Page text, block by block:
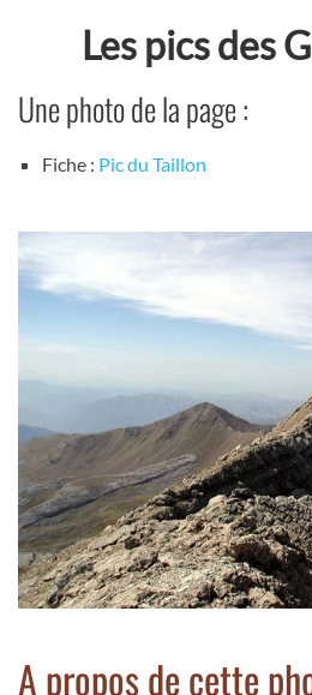
Les pics des
Une photo de la page :
Fiche : Pic du Taillon
A propos de cette